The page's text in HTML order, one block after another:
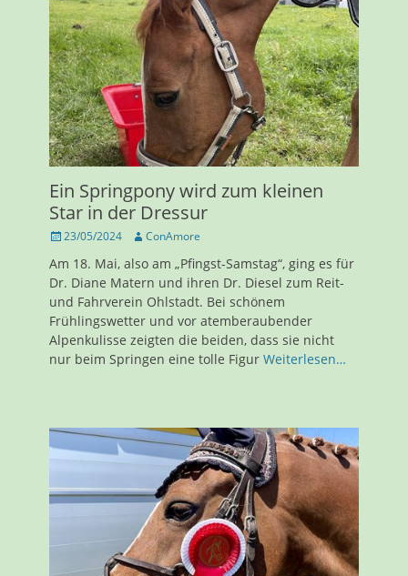
Ein Springpony wird zum kleinen
Star in der Dressur
Veröffentlicht
23/05/2024 AutorConAmore
Am 18. Mai, also am „Pfingst-Samstag“, ging es für
Dr. Diane Matern und ihren Dr. Diesel zum Reit-
und Fahrverein Ohlstadt. Bei schönem
Frühlingswetter und vor atemberaubender
Alpenkulisse zeigten die beiden, dass sie nicht
nur beim Springen eine tolle Figur Weiterlesen…